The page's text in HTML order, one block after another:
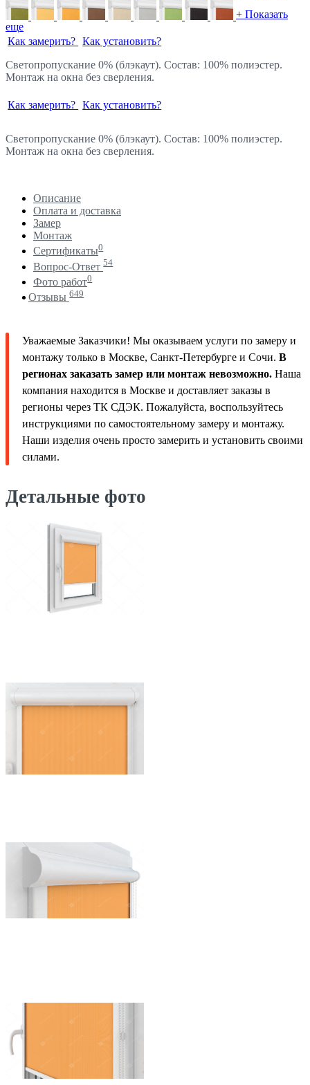
+ Показать
еще
Как замерить? Как установить?
Светопропускание 0% (блэкаут). Состав: 100% полиэстер.
Монтаж на окна без сверления.
Как замерить? Как установить?
Светопропускание 0% (блэкаут). Состав: 100% полиэстер.
Монтаж на окна без сверления.
Описание
Оплата и доставка
Замер
Монтаж
Сертификаты0
Вопрос-Ответ 54
Фото работ0
Отзывы 649
Уважаемые Заказчики! Мы оказываем услуги по замеру и
монтажу только в Москве, Санкт-Петербурге и Сочи. В
регионах заказать замер или монтаж невозможно. Наша
компания находится в Москве и доставляет заказы в
регионы через ТК СДЭК. Пожалуйста, воспользуйтесь
инструкциями по самостоятельному замеру и монтажу.
Наши изделия очень просто замерить и установить своими
силами.
Детальные фото